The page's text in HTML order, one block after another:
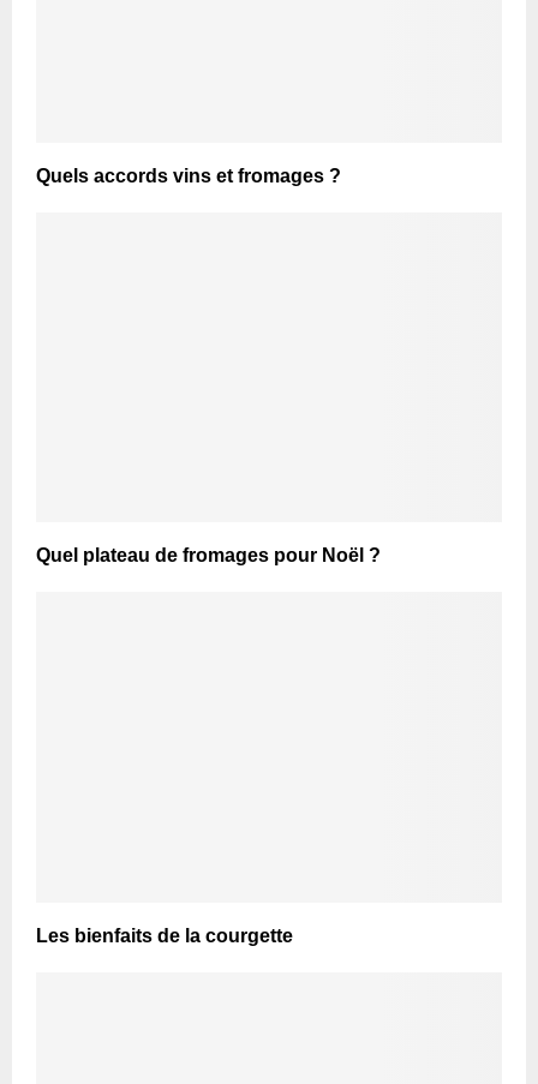
Quels accords vins et fromages ?
Quel plateau de fromages pour Noël ?
Les bienfaits de la courgette